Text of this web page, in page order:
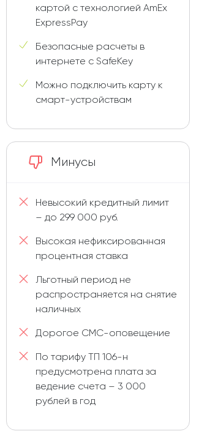
картой с технологией AmEx
ExpressPay
Безопасные расчеты в
интернете с SafeKey
Можно подключить карту к
смарт-устройствам
Минусы
Невысокий кредитный лимит
– до 299 000 руб.
Высокая нефиксированная
процентная ставка
Льготный период не
распространяется на снятие
наличных
Дорогое СМС-оповещение
По тарифу ТП 106-н
предусмотрена плата за
ведение счета – 3 000
рублей в год